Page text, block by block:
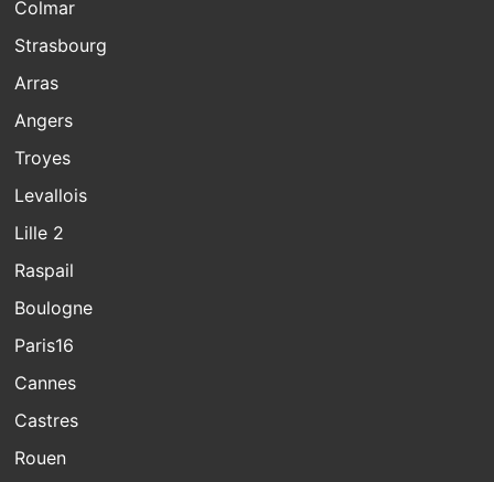
Colmar
Strasbourg
Arras
Angers
Troyes
Levallois
Lille 2
Raspail
Boulogne
Paris16
Cannes
Castres
Rouen